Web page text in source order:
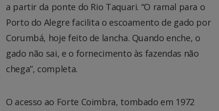
a partir da ponte do Rio Taquari. “O ramal para o
Porto do Alegre facilita o escoamento de gado por
Corumbá, hoje feito de lancha. Quando enche, o
gado não sai, e o fornecimento às fazendas não
chega”, completa.
O acesso ao Forte Coimbra, tombado em 1972